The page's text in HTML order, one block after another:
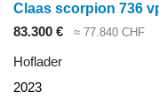
Claas scorpion 736
83.300 €
≈ 77.840 CHF
Hoflader
2023